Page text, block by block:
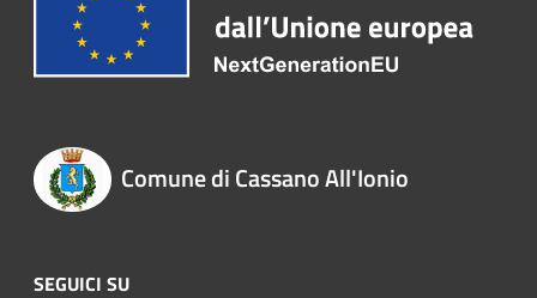
Comune di Cassano All'Ionio
SEGUICI SU